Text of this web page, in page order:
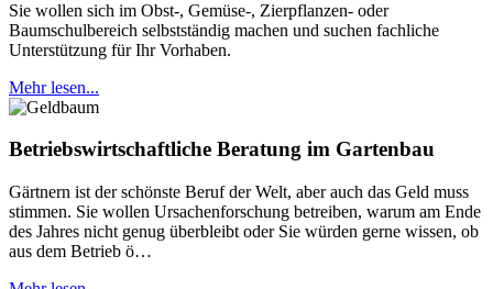
Sie wollen sich im Obst-, Gemüse-, Zierpflanzen- oder
Baumschulbereich selbstständig machen und suchen fachliche
Unterstützung für Ihr Vorhaben.
Mehr lesen...
Betriebswirtschaftliche Beratung im Gartenbau
Gärtnern ist der schönste Beruf der Welt, aber auch das Geld muss
stimmen. Sie wollen Ursachenforschung betreiben, warum am Ende
des Jahres nicht genug überbleibt oder Sie würden gerne wissen, ob
aus dem Betrieb ö…